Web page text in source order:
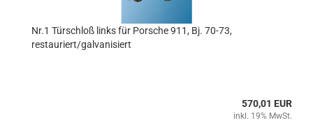
Nr.1 Türschloß links für Porsche 911, Bj. 70-73,
restauriert/galvanisiert
570,01 EUR
inkl. 19% MwSt.